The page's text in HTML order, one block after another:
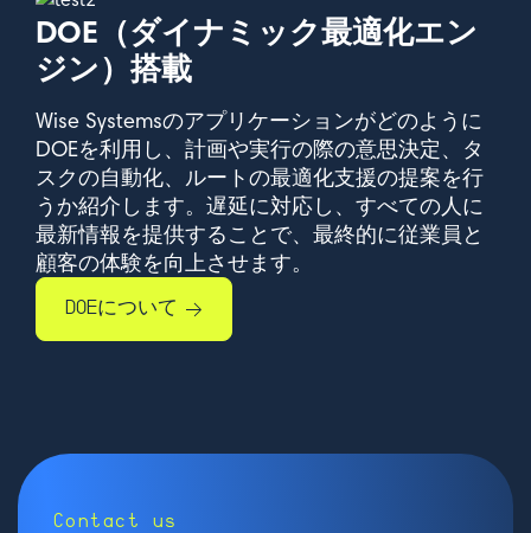
DOE（ダイナミック最適化エン
ジン）搭載
Wise Systemsのアプリケーションがどのように
DOEを利用し、計画や実行の際の意思決定、タ
スクの自動化、ルートの最適化支援の提案を行
うか紹介します。遅延に対応し、すべての人に
最新情報を提供することで、最終的に従業員と
顧客の体験を向上させます。
DOEについて
Contact us